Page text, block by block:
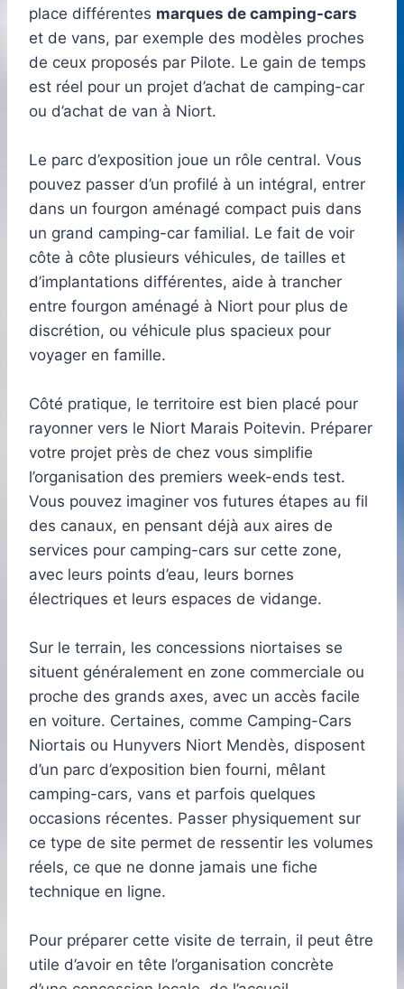
place différentes marques de camping-cars
et de vans, par exemple des modèles proches
de ceux proposés par Pilote. Le gain de temps
est réel pour un projet d’achat de camping-car
ou d’achat de van à Niort.
Le parc d’exposition joue un rôle central. Vous
pouvez passer d’un profilé à un intégral, entrer
dans un fourgon aménagé compact puis dans
un grand camping-car familial. Le fait de voir
côte à côte plusieurs véhicules, de tailles et
d’implantations différentes, aide à trancher
entre fourgon aménagé à Niort pour plus de
discrétion, ou véhicule plus spacieux pour
voyager en famille.
Côté pratique, le territoire est bien placé pour
rayonner vers le Niort Marais Poitevin. Préparer
votre projet près de chez vous simplifie
l’organisation des premiers week-ends test.
Vous pouvez imaginer vos futures étapes au fil
des canaux, en pensant déjà aux aires de
services pour camping-cars sur cette zone,
avec leurs points d’eau, leurs bornes
électriques et leurs espaces de vidange.
Sur le terrain, les concessions niortaises se
situent généralement en zone commerciale ou
proche des grands axes, avec un accès facile
en voiture. Certaines, comme Camping-Cars
Niortais ou Hunyvers Niort Mendès, disposent
d’un parc d’exposition bien fourni, mêlant
camping-cars, vans et parfois quelques
occasions récentes. Passer physiquement sur
ce type de site permet de ressentir les volumes
réels, ce que ne donne jamais une fiche
technique en ligne.
Pour préparer cette visite de terrain, il peut être
utile d’avoir en tête l’organisation concrète